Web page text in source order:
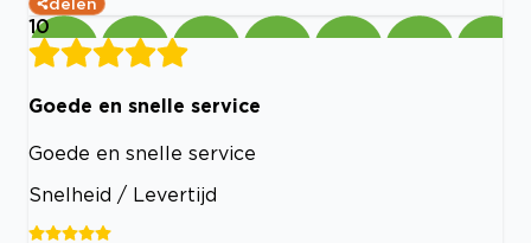
delen
10
Goede en snelle service
Goede en snelle service
Snelheid / Levertijd